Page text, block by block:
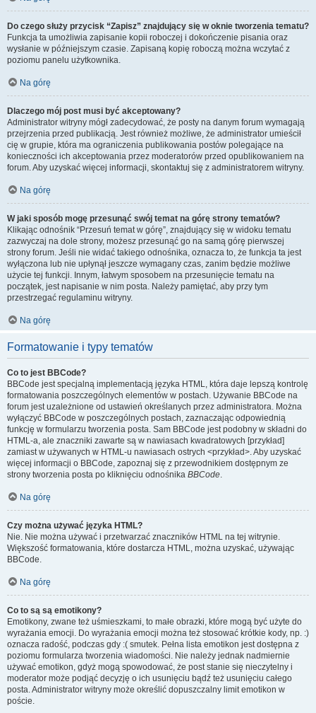
Do czego służy przycisk “Zapisz” znajdujący się w oknie tworzenia tematu?
Funkcja ta umożliwia zapisanie kopii roboczej i dokończenie pisania oraz
wysłanie w późniejszym czasie. Zapisaną kopię roboczą można wczytać z
poziomu panelu użytkownika.
Na górę
Dlaczego mój post musi być akceptowany?
Administrator witryny mógł zadecydować, że posty na danym forum wymagają
przejrzenia przed publikacją. Jest również możliwe, że administrator umieścił
cię w grupie, która ma ograniczenia publikowania postów polegające na
konieczności ich akceptowania przez moderatorów przed opublikowaniem na
forum. Aby uzyskać więcej informacji, skontaktuj się z administratorem witryny.
Na górę
W jaki sposób mogę przesunąć swój temat na górę strony tematów?
Klikając odnośnik “Przesuń temat w górę”, znajdujący się w widoku tematu
zazwyczaj na dole strony, możesz przesunąć go na samą górę pierwszej
strony forum. Jeśli nie widać takiego odnośnika, oznacza to, że funkcja ta jest
wyłączona lub nie upłynął jeszcze wymagany czas, zanim będzie możliwe
użycie tej funkcji. Innym, łatwym sposobem na przesunięcie tematu na
początek, jest napisanie w nim posta. Należy pamiętać, aby przy tym
przestrzegać regulaminu witryny.
Na górę
Formatowanie i typy tematów
Co to jest BBCode?
BBCode jest specjalną implementacją języka HTML, która daje lepszą kontrolę
formatowania poszczególnych elementów w postach. Używanie BBCode na
forum jest uzależnione od ustawień określanych przez administratora. Można
wyłączyć BBCode w poszczególnych postach, zaznaczając odpowiednią
funkcję w formularzu tworzenia posta. Sam BBCode jest podobny w składni do
HTML-a, ale znaczniki zawarte są w nawiasach kwadratowych [przykład]
zamiast w używanych w HTML-u nawiasach ostrych <przykład>. Aby uzyskać
więcej informacji o BBCode, zapoznaj się z przewodnikiem dostępnym ze
strony tworzenia posta po kliknięciu odnośnika BBCode.
Na górę
Czy można używać języka HTML?
Nie. Nie można używać i przetwarzać znaczników HTML na tej witrynie.
Większość formatowania, które dostarcza HTML, można uzyskać, używając
BBCode.
Na górę
Co to są są emotikony?
Emotikony, zwane też uśmieszkami, to małe obrazki, które mogą być użyte do
wyrażania emocji. Do wyrażania emocji można też stosować krótkie kody, np. :)
oznacza radość, podczas gdy :( smutek. Pełna lista emotikon jest dostępna z
poziomu formularza tworzenia wiadomości. Nie należy jednak nadmiernie
używać emotikon, gdyż mogą spowodować, że post stanie się nieczytelny i
moderator może podjąć decyzję o ich usunięciu bądź też usunięciu całego
posta. Administrator witryny może określić dopuszczalny limit emotikon w
poście.